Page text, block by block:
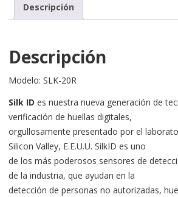
Descripción
Descripción
Modelo: SLK-20R
Silk ID es nuestra nueva generación de
verificación de huellas digitales,
orgullosamente presentado por el
Silicon Valley, E.E.U.U. SilkID es uno
de los más poderosos sensores de
de la industria, que ayudan en la
detección de personas no autorizadas,